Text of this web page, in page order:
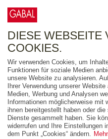
FREITEXT
AUSGABEART
AUS DER REIHE
ZUM THEMA
DIESE WEBSEITE
COOKIES.
Wir verwenden Cookies, um
Funktionen für soziale Medien
unsere Website zu analysieren.
Ihrer Verwendung unserer
Medien, Werbung und Analysen
Informationen möglicherweise
ihnen bereitgestellt haben oder
Dienste gesammelt haben. Sie
widerrufen und Ihre Einstellungen
dem Punkt „Cookies“ ändern.